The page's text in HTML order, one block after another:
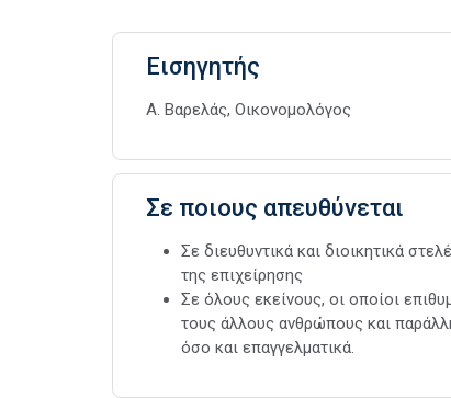
Εισηγητής
Α. Βαρελάς, Οικονομολόγος
Σε ποιους απευθύνεται
Σε διευθυντικά και διοικητικά
της επιχείρησης
Σε όλους εκείνους, οι οποίοι
τους άλλους ανθρώπους και
όσο και επαγγελματικά.